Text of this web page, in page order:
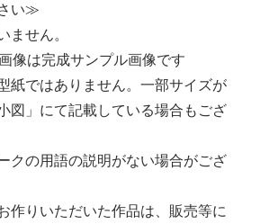
い≫
ません。
像は完成サンプル画像です
紙ではありません。一部サイズが
図」にて記載している場合もござ
クの用語の説明がない場合がござ
作りいただいた作品は、販売等に